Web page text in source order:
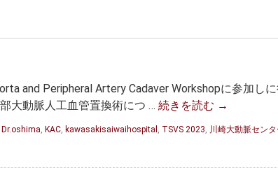
and Peripheral Artery Cadaver Workshopに参加し
大動脈人工血管置換術につ … 続きを読む →
Dr.oshima, KAC, kawasakisaiwaihospital , TSVS 2023, 川崎大動脈センタ